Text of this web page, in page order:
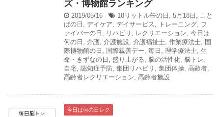
ズ・博物館ランキング
2019/05/16 18リットル缶の日 , 5月18日 , こと
ばの日 , デイケア, デイサービス, トレーニング, フ
ァイバーの日 , リハビリ , レクリエーション, 今日は
何の日 , 介護, 介護施設, 介護福祉士, 作業療法士, 国
際博物館の日 , 国際親善デー, 毎日 , 理学療法士, 生
命・きずなの日 , 盛り上がる, 脳の活性化, 脳トレ,
自宅, 認知症予防, 集団リハビリ , 集団体操, 高齢者,
高齢者レクリエーション, 高齢者施設
今日は何の日レク